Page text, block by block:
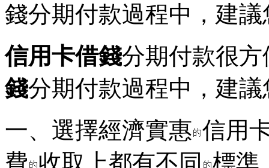
錢分期付款過程中，建
信用卡借錢分期付款很
錢分期付款過程中，建
一、選擇經濟實惠 信用
費 收取上都有不同 標準